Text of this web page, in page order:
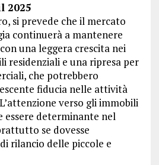
2025
si prevede che il mercato
continuerà a mantenere
una leggera crescita nei
residenziali e una ripresa per
che potrebbero
fiducia nelle attività
verso gli immobili
determinante nel
se dovesse
rilancio delle piccole e